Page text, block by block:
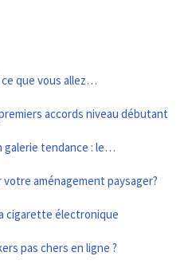
ce que vous allez…
accords niveau débutant
galerie tendance : le…
aménagement paysager?
cigarette électronique
pas chers en ligne ?